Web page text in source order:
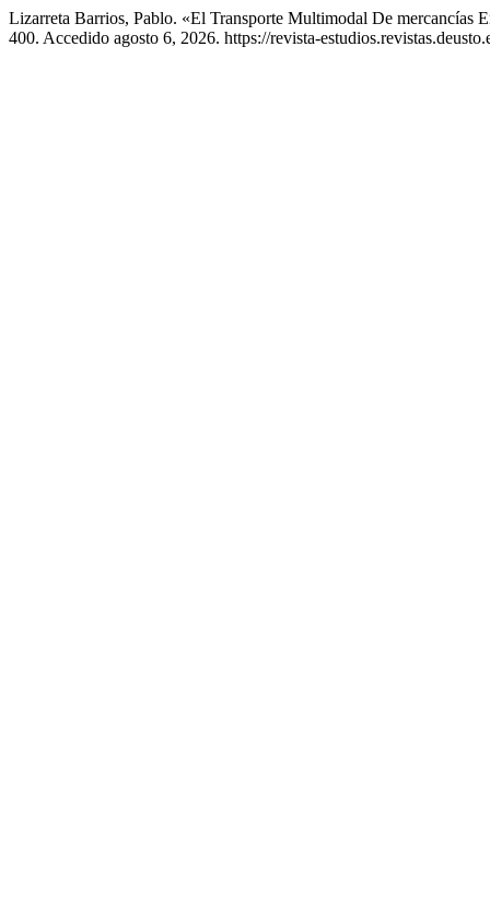
Lizarreta Barrios, Pablo. «El Transporte Multimodal De mercancías
400. Accedido agosto 6, 2026. https://revista-